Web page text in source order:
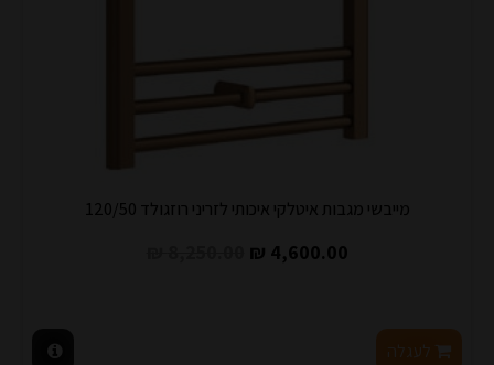
מייבשי מגבות איטלקי איכותי לזריני רוזגולד 120/50
4,600.00 ₪
לעגלה